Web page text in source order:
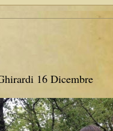
16 Dicembre